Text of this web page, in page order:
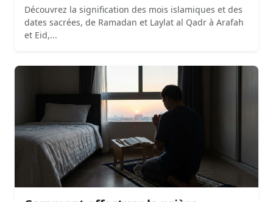
Découvrez la signification des mois islamiques et des
dates sacrées, de Ramadan et Laylat al Qadr à Arafah
et Eid,...